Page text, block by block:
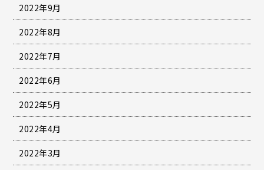
2022年9月
2022年8月
2022年7月
2022年6月
2022年5月
2022年4月
2022年3月